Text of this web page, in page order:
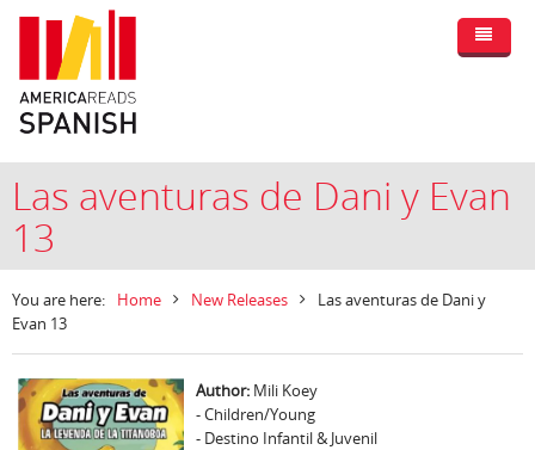
Las aventuras de Dani y Evan
13
You are here: Home New Releases
Las aventuras de Dani y
Evan 13
Author:Mili Koey
- Children/Young
- Destino Infantil & Juvenil